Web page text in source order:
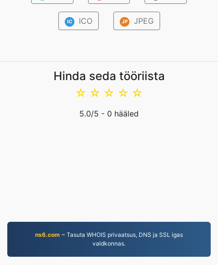
IC ICO JP JPEG
Hinda seda tööriista
☆
☆
☆
☆
☆
5.0/5 - 0 hääled
ns6.com ~ Tasuta WHOIS privaatsus, DNS ja SSL igas
valdkonnas.